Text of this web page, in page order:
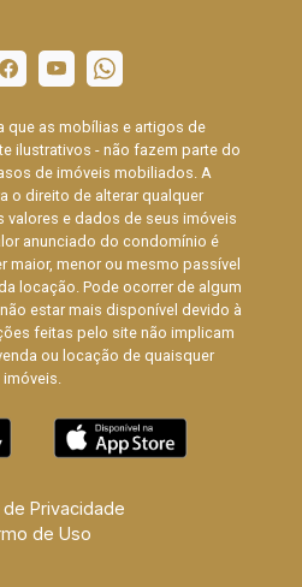
que as mobílias e artigos de
ilustrativos - não fazem parte do
de imóveis mobiliados. A
o direito de alterar qualquer
valores e dados de seus imóveis
anunciado do condomínio é
maior, menor ou mesmo passível
locação. Pode ocorrer de algum
estar mais disponível devido à
feitas pelo site não implicam
ou locação de quaisquer
imóveis.
Privacidade
de Uso